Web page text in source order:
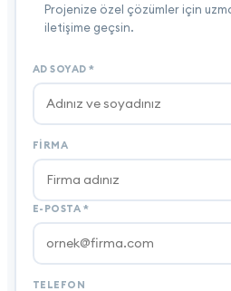
Projenize özel çözümler için
iletişime geçsin.
AD SOYAD *
FIRMA
E-POSTA *
TELEFON